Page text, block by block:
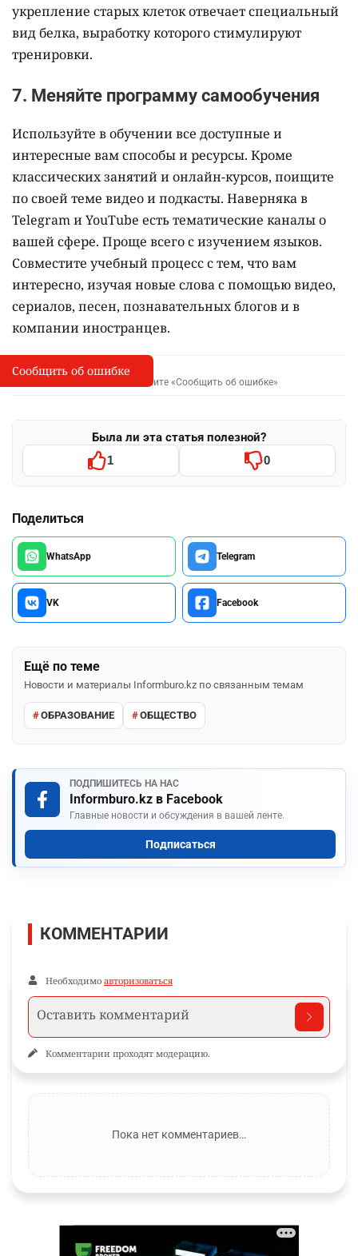
укрепление старых клеток отвечает специальный
вид белка, выработку которого стимулируют
тренировки.
7. Меняйте программу самообучения
Используйте в обучении все доступные и
интересные вам способы и ресурсы. Кроме
классических занятий и онлайн-курсов, поищите
по своей теме видео и подкасты. Наверняка в
Telegram и YouTube есть тематические каналы о
вашей сфере. Проще всего с изучением языков.
Совместите учебный процесс с тем, что вам
интересно, изучая новые слова с помощью видео,
сериалов, песен, познавательных блогов и в
компании иностранцев.
I
Сообщить об опечатке
Выделите фрагмент и нажмите «Сообщить об ошибке»
Была ли эта статья полезной?
1 0
Поделиться
WhatsApp Telegram
VK Facebook
Ещё по теме
Новости и материалы Informburo.kz по связанным темам
ОБРАЗОВАНИЕ ОБЩЕСТВО
ПОДПИШИТЕСЬ НА НАС
Informburo.kz в Facebook
Главные новости и обсуждения в вашей ленте.
Подписаться
Сообщить об ошибке
КОММЕНТАРИИ
Необходимо авторизоваться
Комментарии проходят модерацию.
Пока нет комментариев…